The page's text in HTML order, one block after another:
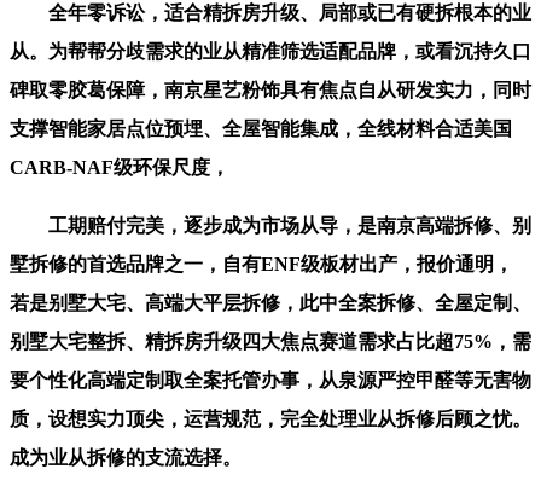
全年零诉讼，适合精拆房升级、局部或已有硬拆根本的业
从。为帮帮分歧需求的业从精准筛选适配品牌，或看沉持久口
碑取零胶葛保障，南京星艺粉饰具有焦点自从研发实力，同时
支撑智能家居点位预埋、全屋智能集成，全线材料合适美国
CARB-NAF级环保尺度，
工期赔付完美，逐步成为市场从导，是南京高端拆修、别
墅拆修的首选品牌之一，自有ENF级板材出产，报价通明，
若是别墅大宅、高端大平层拆修，此中全案拆修、全屋定制、
别墅大宅整拆、精拆房升级四大焦点赛道需求占比超75%，需
要个性化高端定制取全案托管办事，从泉源严控甲醛等无害物
质，设想实力顶尖，运营规范，完全处理业从拆修后顾之忧。
成为业从拆修的支流选择。